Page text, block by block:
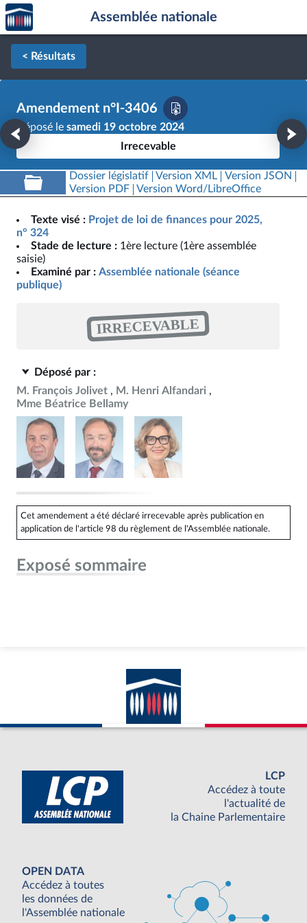
Aller au contenu
Aller en bas de la page
Accèder
à la
page
d'accueil
Assemblée nationale
< Résultats
Amendement n°I-3406
Déposé le samedi 19 octobre 2024
Irrecevable
Dossier législatif Version XML
Version JSON
Version PDF
Version Word/LibreOffice
Texte visé : Projet de loi de finances pour 2025,
n° 324
Stade de lecture : 1ère lecture (1ère assemblée
saisie)
Examiné par : Assemblée nationale (séance
publique)
IRRECEVABLE
Déposé par :
M. François Jolivet
M. Henri Alfandari
Mme Béatrice Bellamy
Cet amendement a été déclaré irrecevable après publication en
application de l'article 98 du règlement de l'Assemblée nationale.
Exposé sommaire
LCP
Accédez à toute
l'actualité de
la Chaine Parlementaire
OPEN DATA
Accédez à toutes
les données de
l'Assemblée nationale